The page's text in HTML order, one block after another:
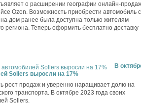
о расширении географии онлайн-
Ozon. Возможность приобрести автомобиль с
на дом ранее была доступна только жителям
региона. Теперь оформить бесплатно доставку
В
Sollers выросли на 17%
рост продаж и уверенно наращивает долю на
транспорта. В октябре 2023 года своих
Sollers.